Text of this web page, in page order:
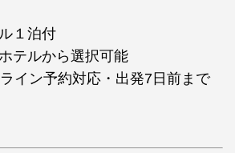
１泊付
テルから選択可能
イン予約対応・出発7日前まで